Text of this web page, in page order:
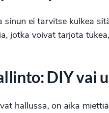
ei tarvitse kulkea
jotka voivat tarjota
DIY vai
hallussa, on aika